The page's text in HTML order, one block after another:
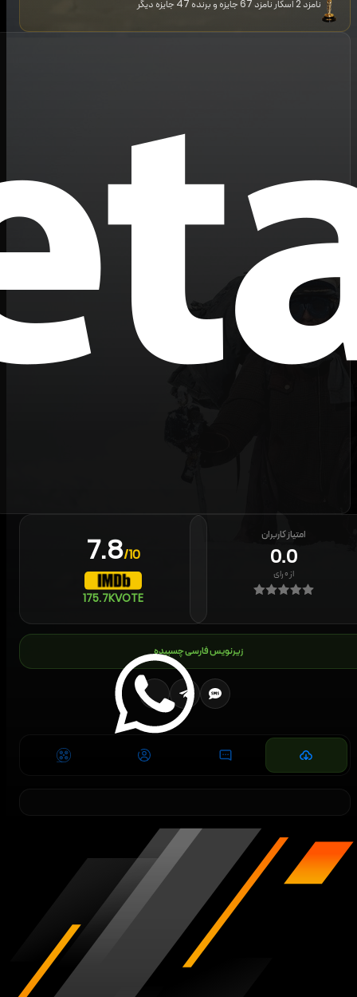
نامزد 2 اسکار نامزد 67 جایزه و برنده 47 جایزه دیگر
7.8/10
175.7KVOTE
امتیاز کاربران
0.0
از۰رای
زیرنویس فارسی چسبیده